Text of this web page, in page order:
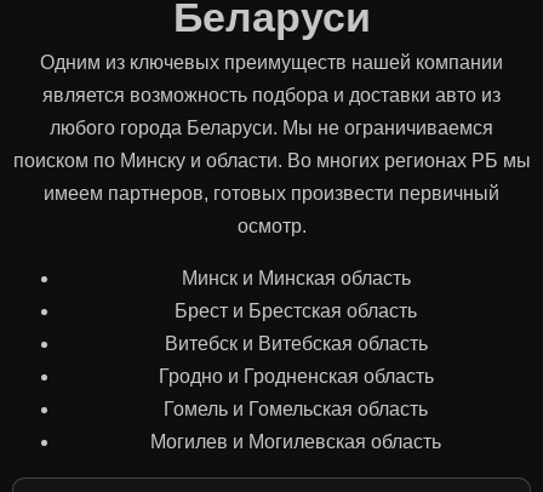
Беларуси
Одним из ключевых преимуществ нашей компании
является возможность подбора и доставки авто из
любого города Беларуси. Мы не ограничиваемся
поиском по Минску и области. Во многих регионах РБ мы
имеем партнеров, готовых произвести первичный
осмотр.
Минск и Минская область
Брест и Брестская область
Витебск и Витебская область
Гродно и Гродненская область
Гомель и Гомельская область
Могилев и Могилевская область